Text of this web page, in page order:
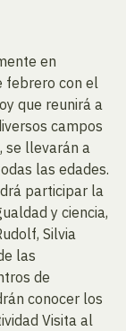
en
febrero con el
que reunirá a
campos
se llevarán a
las edades.
participar la
y ciencia,
Silvia
las
de
conocer los
Visita al